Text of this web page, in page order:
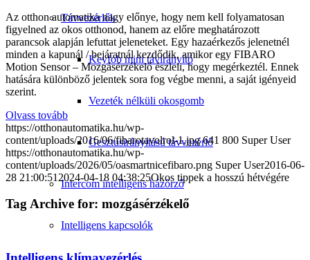
Távvezérlők
Keyfob mini távirányító
Vezeték nélküli okosgomb
Gesztusirányítású távvezérlő
Intercom intelligens házőrző
Intelligens kapcsolók
Az otthon automatika nagy előnye, hogy nem kell folyamatosan
figyelned az okos otthonod, hanem az előre meghatározott
parancsok alapján lefuttat jeleneteket. Egy hazaérkezős jelenetnél
minden a kapunál / bejáratnál kezdődik, amikor egy FIBARO
Motion Sensor – Mozgásérzékelő észleli, hogy megérkeztél. Ennek
hatására különböző jelentek sora fog végbe menni, a saját igényeid
szerint.
Olvass tovább
https://otthonautomatika.hu/wp-
content/uploads/2016/06/fibarotavolrol-1.jpg 641 800 Super User
https://otthonautomatika.hu/wp-
content/uploads/2026/05/oasmartnicefibaro.png Super User2016-06-
28 21:00:51 2024-04-18 04:38:25Okos tippek a hosszú hétvégére
Tag Archive for: mozgásérzékelő